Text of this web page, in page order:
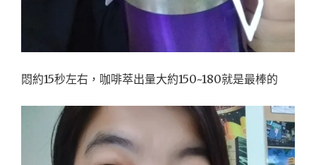
悶約15秒左右，咖啡萃出量大約150~180就是最棒的